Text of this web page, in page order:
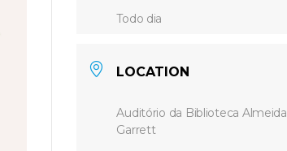
Todo dia
LOCATION
Auditório da Biblioteca Almeida
Garrett